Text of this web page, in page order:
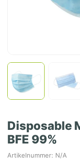
Disposable
BFE 99%
Artikelnummer: N/A